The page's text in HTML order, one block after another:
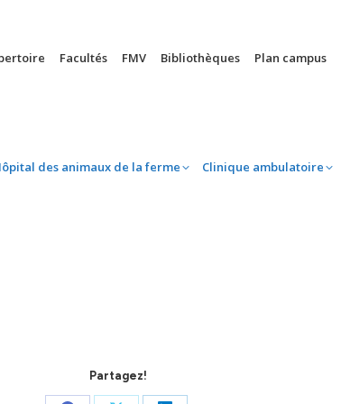
Facultés FMV Bibliothèques Plan campus
des animaux de la ferme Clinique ambulatoire
Partagez!